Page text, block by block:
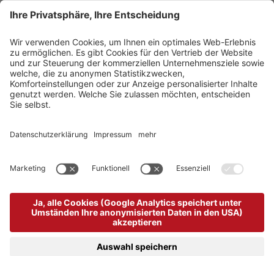
MwSt.-Nummer 00685910259
Cookie-Einstellungen
Sitemap
Impressum
produced by
powered by